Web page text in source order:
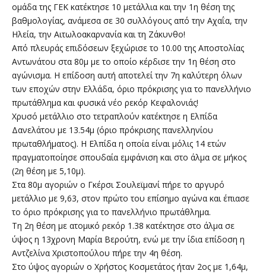
ομάδα της ΓΕΚ κατέκτησε 10 μετάλλια και την 1η θέση της
βαθμολογίας, ανάμεσα σε 30 συλλόγους από την Αχαΐα, την
Ηλεία, την Αιτωλοακαρνανία και τη Ζάκυνθο!
Από πλευράς επιδόσεων ξεχώρισε το 10.00 της Αποστολίας
Αντωνάτου στα 80μ με το οποίο κέρδισε την 1η θέση στο
αγώνισμα. Η επίδοση αυτή αποτελεί την 7η καλύτερη όλων
των εποχών στην Ελλάδα, όριο πρόκρισης για το πανελλήνιο
πρωτάθλημα και φυσικά νέο ρεκόρ Κεφαλονιάς!
Χρυσό μετάλλιο στο τετραπλούν κατέκτησε η Ελπίδα
Δανελάτου με 13.54μ (όριο πρόκρισης πανελληνίου
πρωταθλήματος). Η Ελπίδα η οποία είναι μόλις 14 ετών
πραγματοποίησε σπουδαία εμφάνιση και στο άλμα σε μήκος
(2η θέση με 5,10μ).
Στα 80μ αγοριών ο Γκέρσι Σουλεϊμανί πήρε το αργυρό
μετάλλιο με 9,63, στον πρώτο του επίσημο αγώνα και έπιασε
το όριο πρόκρισης για το πανελλήνιο πρωτάθλημα.
Τη 2η θέση με ατομικό ρεκόρ 1.38 κατέκτησε στο άλμα σε
ύψος η 13χρονη Μαρία Βερούτη, ενώ με την ίδια επίδοση η
Αντζελίνα Χριστοπούλου πήρε την 4η θέση.
Στο ύψος αγοριών ο Χρήστος Κοσμετάτος ήταν 2ος με 1,64μ,